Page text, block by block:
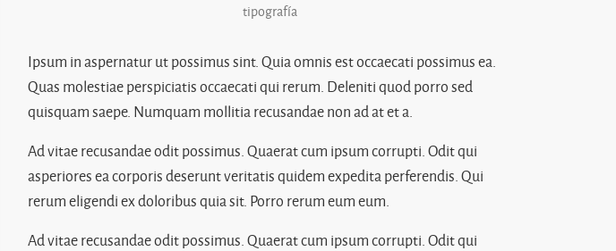
tipografía
Ipsum in aspernatur ut possimus sint. Quia omnis est occaecati possimus ea.
Quas molestiae perspiciatis occaecati qui rerum. Deleniti quod porro sed
quisquam saepe. Numquam mollitia recusandae non ad at et a.
Ad vitae recusandae odit possimus. Quaerat cum ipsum corrupti. Odit qui
asperiores ea corporis deserunt veritatis quidem expedita perferendis. Qui
rerum eligendi ex doloribus quia sit. Porro rerum eum eum.
Ad vitae recusandae odit possimus. Quaerat cum ipsum corrupti. Odit qui